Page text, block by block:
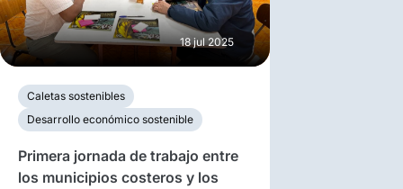
18 jul 2025
Caletas sostenibles
Desarrollo económico sostenible
Primera jornada de trabajo entre
los municipios costeros y los